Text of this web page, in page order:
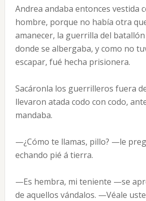
Andrea andaba entonces vestida
hombre, porque no había otra
amanecer, la guerrilla del
donde se albergaba, y como no
escapar, fué hecha prisionera.
Sacáronla los guerrilleros fuera
llevaron atada codo con codo,
mandaba.
—¿Cómo te llamas, pillo? —le
echando pié á tierra.
—Es hembra, mi teniente —se
de aquellos vándalos. —Véale